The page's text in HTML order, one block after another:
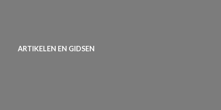
ARTIKELEN EN GIDSEN